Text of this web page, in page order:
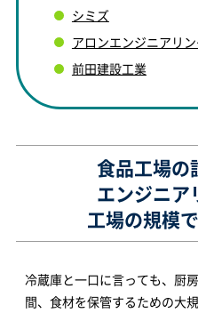
シミズ
アロンエンジニアリ
前田建設工業
食品工場の
エンジニア
工場の規模
冷蔵庫と一口に言っても、厨
間、食材を保管するための大